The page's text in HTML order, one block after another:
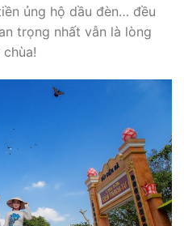
ủng hộ dầu đèn… đều
trọng nhất vẫn là lòng